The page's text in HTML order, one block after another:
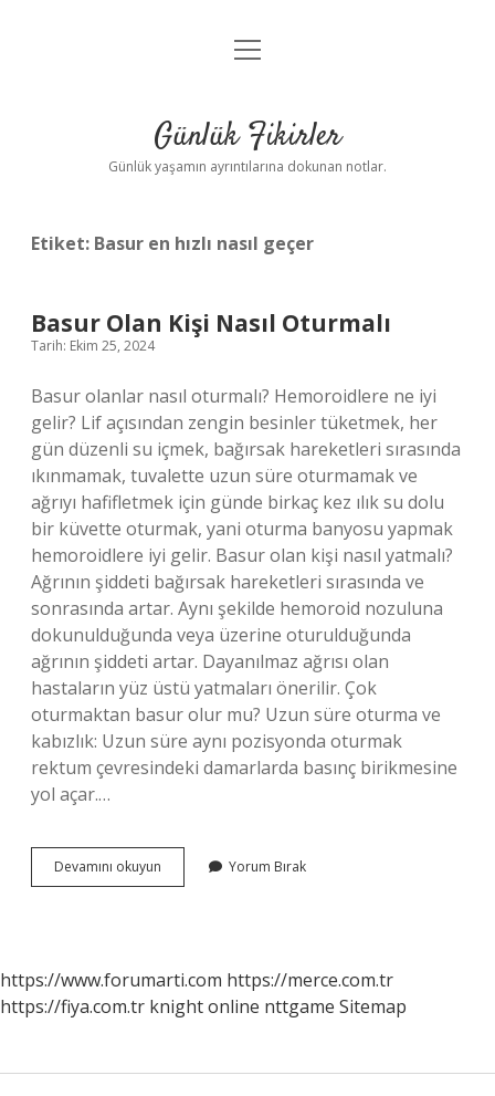
Anasayfa
Yasal Uyarı
menüyü
Günlük Fikirler
Günlük yaşamın ayrıntılarına dokunan notlar.
Etiket: Basur en hızlı nasıl geçer
Basur Olan Kişi Nasıl Oturmalı
Tarih: Ekim 25, 2024
Basur olanlar nasıl oturmalı? Hemoroidlere ne iyi
gelir? Lif açısından zengin besinler tüketmek, her
gün düzenli su içmek, bağırsak hareketleri sırasında
ıkınmamak, tuvalette uzun süre oturmamak ve
ağrıyı hafifletmek için günde birkaç kez ılık su dolu
bir küvette oturmak, yani oturma banyosu yapmak
hemoroidlere iyi gelir. Basur olan kişi nasıl yatmalı?
Ağrının şiddeti bağırsak hareketleri sırasında ve
sonrasında artar. Aynı şekilde hemoroid nozuluna
dokunulduğunda veya üzerine oturulduğunda
ağrının şiddeti artar. Dayanılmaz ağrısı olan
hastaların yüz üstü yatmaları önerilir. Çok
oturmaktan basur olur mu? Uzun süre oturma ve
kabızlık: Uzun süre aynı pozisyonda oturmak
rektum çevresindeki damarlarda basınç birikmesine
yol açar.…
Devamını okuyun
Olan
Yorum Bırak
https://www.forumarti.com https://merce.com.tr
https://fiya.com.tr knight online nttgame Sitemap